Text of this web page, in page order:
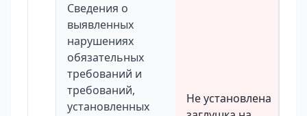
Сведения о
выявленных
нарушениях
обязательных
требований и
требований,
установленных
Не установлена